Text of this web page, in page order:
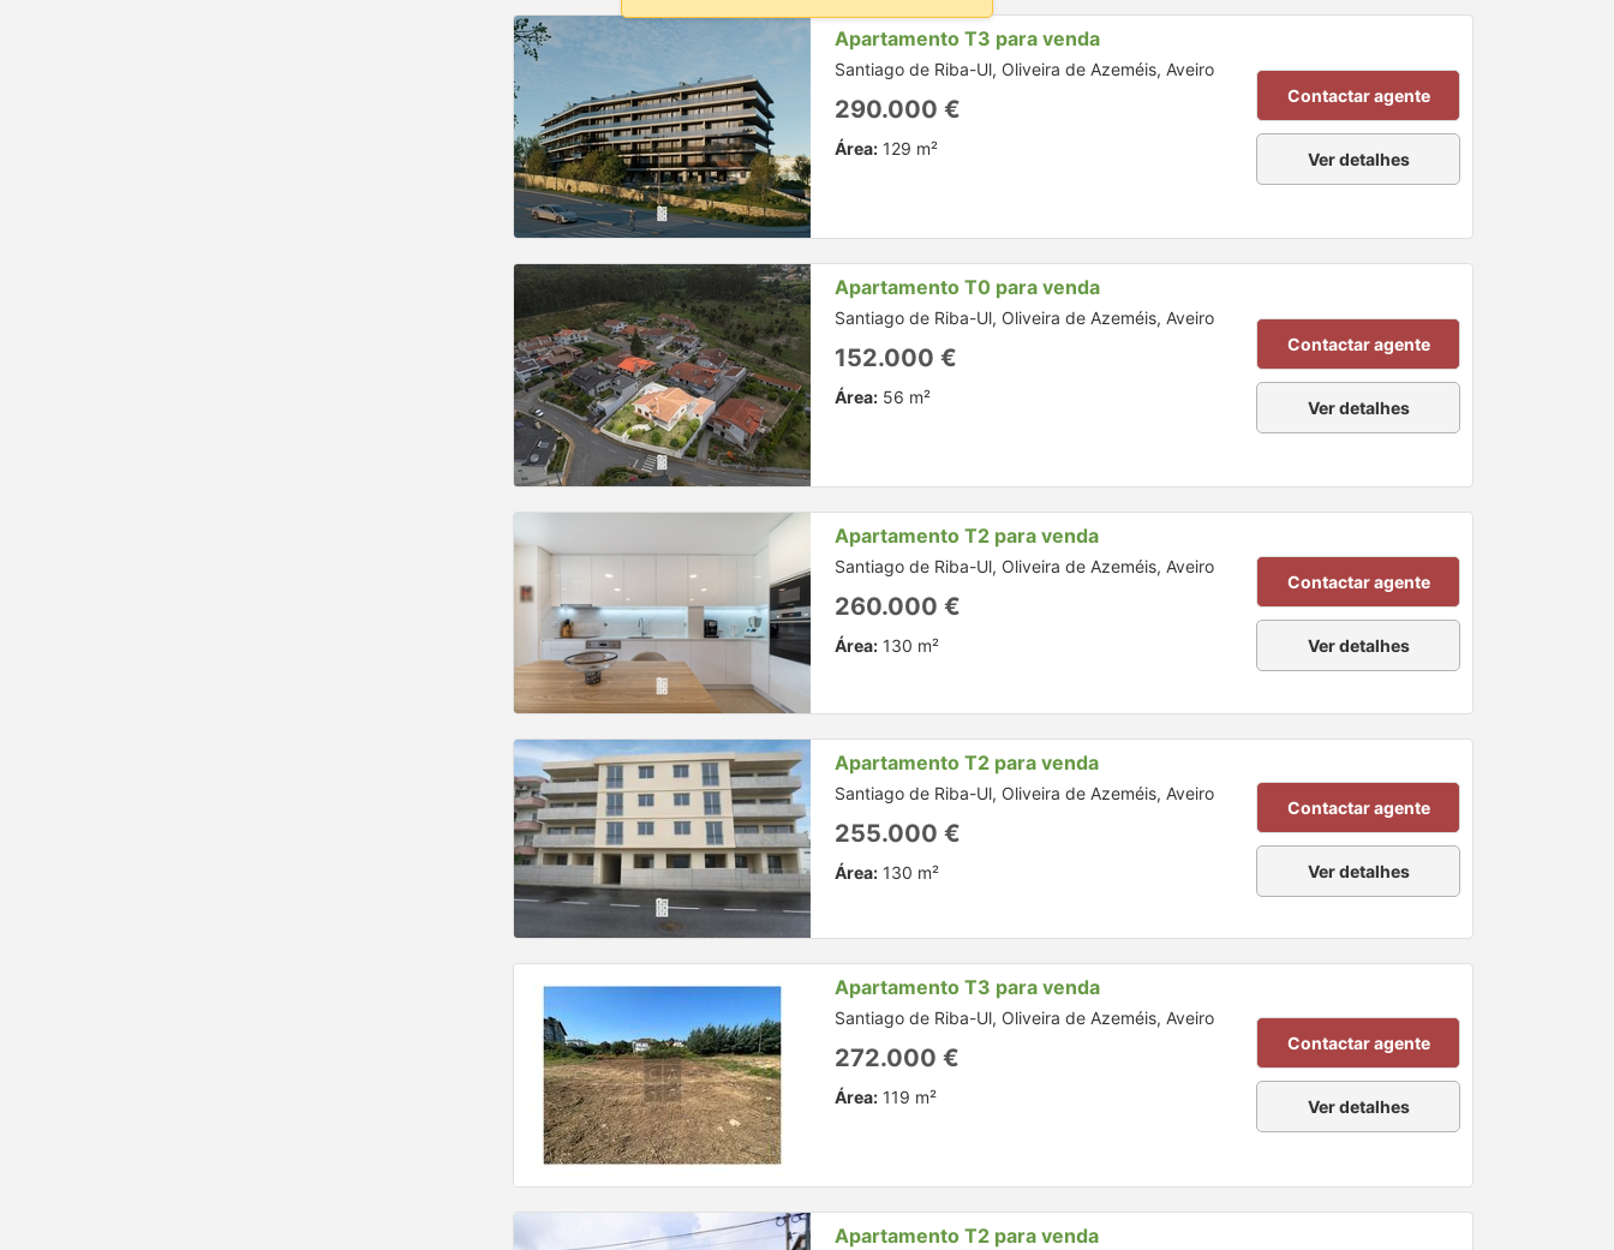
Apartamento T3 para venda
Santiago de Riba-Ul, Oliveira de Azeméis, Aveiro
290.000 €
Área: 129 m²
Contactar agente
Ver detalhes
Apartamento T0 para venda
Santiago de Riba-Ul, Oliveira de Azeméis, Aveiro
152.000 €
Área: 56 m²
Contactar agente
Ver detalhes
Apartamento T2 para venda
Santiago de Riba-Ul, Oliveira de Azeméis, Aveiro
260.000 €
Área: 130 m²
Contactar agente
Ver detalhes
Apartamento T2 para venda
Santiago de Riba-Ul, Oliveira de Azeméis, Aveiro
255.000 €
Área: 130 m²
Contactar agente
Ver detalhes
Apartamento T3 para venda
Santiago de Riba-Ul, Oliveira de Azeméis, Aveiro
272.000 €
Área: 119 m²
Contactar agente
Ver detalhes
Apartamento T2 para venda